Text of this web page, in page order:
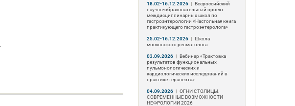
18.02-16.12.2026 | Всероссийский
научно-образовательный проект
междисциплинарных школ по
гастроэнтерологии «Настольная книга
практикующего гастроэнтеролога»
25.02-16.12.2026 | Школа
московского ревматолога
03.09.2026 | Вебинар «Трактовка
результатов функциональных
пульмонологических и
кардиологических исследований в
практике терапевта»
04.09.2026 | ОГНИ СТОЛИЦЫ.
СОВРЕМЕННЫЕ ВОЗМОЖНОСТИ
НЕФРОЛОГИИ 2026